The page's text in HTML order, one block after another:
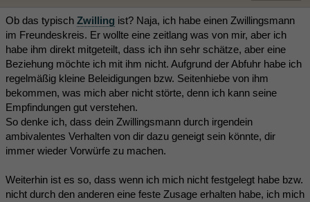
Ob das typisch Zwilling ist? Naja, ich habe einen Zwillingsmann
im Freundeskreis. Er wollte eine zeitlang was von mir, aber ich
habe ihm direkt mitgeteilt, dass ich ihn sehr schätze, aber eine
Beziehung möchte ich mit ihm nicht. Aufgrund der Abfuhr habe ich
regelmäßig kleine Beleidigungen bzw. Seitenhiebe von ihm
bekommen, was mich aber nicht störte, denn ich kann seine
Empfindungen gut verstehen.
So denke ich, dass dein Zwillingsmann durch irgendein
ambivalentes Verhalten von dir dazu geneigt sein könnte, dir
immer wieder Vorwürfe zu machen.
Weiterhin ist es so, dass wenn ich mich nicht festgelegt habe bzw.
nicht durch den anderen eine feste Zusage erhalten habe, ich mich